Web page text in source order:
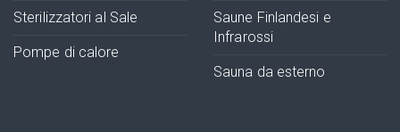
Sterilizzatori al Sale
Pompe di calore
Saune Finlandesi e
Infrarossi
Sauna da esterno